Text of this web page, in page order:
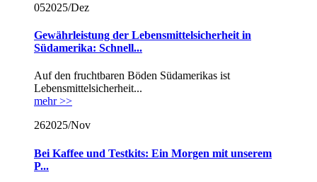
052025/Dez
Gewährleistung der Lebensmittelsicherheit in
Südamerika: Schnell...
Auf den fruchtbaren Böden Südamerikas ist
Lebensmittelsicherheit...
mehr >>
262025/Nov
Bei Kaffee und Testkits: Ein Morgen mit unserem
P...